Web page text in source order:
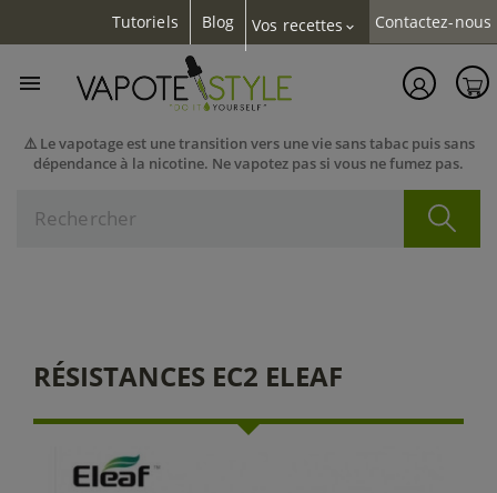
Tutoriels Blog Vos recettes expand_more Contactez-nous
⚠️ Le vapotage est une transition vers une vie sans tabac puis sans
dépendance à la nicotine. Ne vapotez pas si vous ne fumez pas.

RÉSISTANCES EC2 ELEAF